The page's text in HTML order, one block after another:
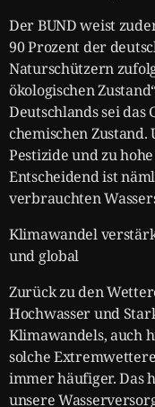
Der BUND weist
90 Prozent der
Naturschützern
ökologischen
Deutschlands sei das
chemischen
Pestizide und zu
Entscheidend ist
verbrauchten
Klimawandel
und global
Zurück zu den
Hochwasser und
Klimawandels, auch
solche
immer häufiger. Das
unsere